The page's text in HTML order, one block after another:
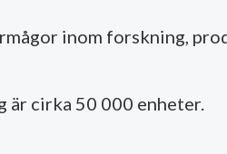
inom forskning,
är cirka 50 000 enheter.